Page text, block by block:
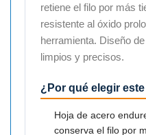
retiene el filo por más
resistente al óxido
herramienta. Diseño
limpios y precisos.
¿Por qué elegir
Hoja de acero
conserva el filo por